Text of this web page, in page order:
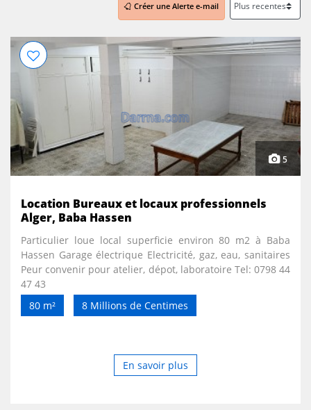
Créer une Alerte e-mail
5
Location Bureaux et locaux professionnels
Alger, Baba Hassen
Particulier loue local superficie environ 80 m2 à Baba
Hassen Garage électrique Electricité, gaz, eau, sanitaires
Peur convenir pour atelier, dépot, laboratoire Tel: 0798 44
47 43
80 m²
8 Millions de Centimes
En savoir plus